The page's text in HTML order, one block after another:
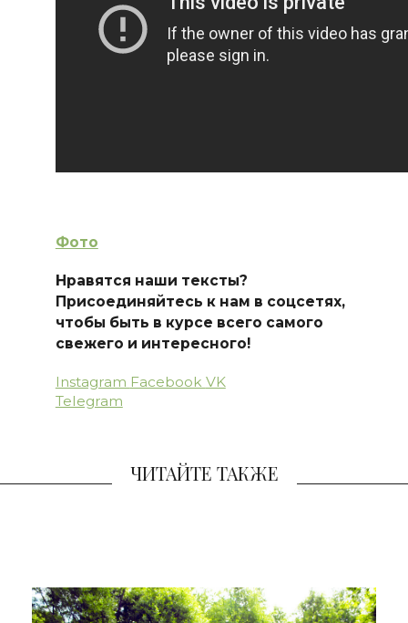
Фото
Нравятся наши тексты?
Присоединяйтесь к нам в соцсетях,
чтобы быть в курсе всего самого
свежего и интересного!
Instagram Facebook VK
Telegram
ЧИТАЙТЕ ТАКЖЕ